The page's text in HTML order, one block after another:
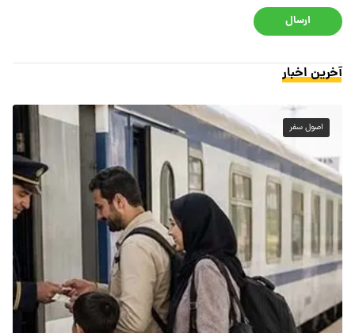
ارسال
آخرین اخبار
اصول سفر